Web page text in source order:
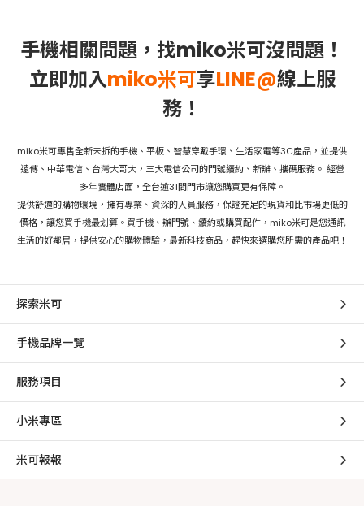
手機相關問題，找miko米可沒問題！
立即加入miko米可享LINE@線上服
務！
miko米可專售全新未拆的手機、平板、智慧穿戴手環、生活家電等3C產品，並提供
遠傳、中華電信、台灣大哥大，三大電信公司的門號續約、新辦、攜碼服務。 經營
多年實體店面，全台逾31間門市讓您購買更有保障。
提供舒適的購物環境，擁有專業、資深的人員服務，保證充足的現貨和比市場更低的
價格，讓您買手機最划算。買手機、辦門號、續約或購買配件，miko米可是您通訊
生活的好鄰居，提供安心的購物體驗，最新科技商品，趕快來選購您所需的產品吧！
探索米可
手機品牌一覽
服務項目
小米專區
米可報報